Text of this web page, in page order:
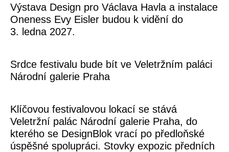
Výstava Design pro Václava Havla a instalace
Oneness Evy Eisler budou k vidění do
3. ledna 2027.
Srdce festivalu bude bít ve Veletržním paláci
Národní galerie Praha
Klíčovou festivalovou lokací se stává
Veletržní palác Národní galerie Praha, do
kterého se DesignBlok vrací po předloňské
úspěšné spolupráci. Stovky expozic předních